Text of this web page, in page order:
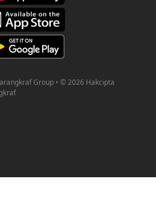
Group • © 2026 Hakcipta